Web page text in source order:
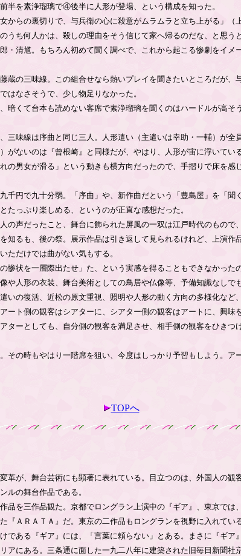
半を素浄瑠璃で④後半に人形が登場、という構成を知った。
からの裏切りで、与兵衛の心に殺意がムラムラと立ち上がる」（
うち何人かは、殺しの理由をそう信じて家へ帰るのだな、と思う
・清馗。もちろん初めて聞く調べで、これから起こる惨劇をイメ
蔵の三味線。この組合せなら熱いプレイを聞きたいところだが、
はなさそうで、少し物足りなかった。
暗くて台本も読めない客席で素浄瑠璃を聞くのはハードルが高そ
三味線は序曲と同じ三人。人形遣い（主遣いは幸助・一輔）が全
がないのは『曾根崎』と同様だが、やはり、人形が宙に浮いて
の男女が滑る」という動きも横方向だったので、手摺りで床を感
千円で九十分弱。「序曲」や、新作曲だという「豊島屋」を「聞
たっぷり楽しめる、というのが正直な感想だった。
の声だったこと、舞台に飾られた屏風の一双は江戸時代のもので
知るも、後の祭。展示作品は引き返して見られるけれど、上演作
ただけでは曲がない気もする。
状を一層際出たせ」た、という実感を得ることもできなかったの
や人形の衣装、舞台美術としての鳥居や仏像等、予備知識なしで
いの復活、近松の原文重視、照明や人形の動く方向の多様化など
ート側の観客はシアターに、シアター側の観客はアートに、興味
ターとしても、自分側の観客を満足させ、相手側の観客をひきつ
の時もやはり一階席を狙い、今度はしっかり予習もしよう。ア
TOPへ
革が、舞台芸術にも顕著に表れている。目立つのは、外国人の観
ルの舞台作品である。
品を三作品観た。京都でロングラン上演中の『ギア』、東京では
『ＡＲＡＴＡ』だ。東京の二作品もロングランを視野に入れてい
である『ギア』には、「言葉に頼らない」とある。まさに『ギア
アにある。三条通に面した一九二八年に建築された旧毎日新聞社